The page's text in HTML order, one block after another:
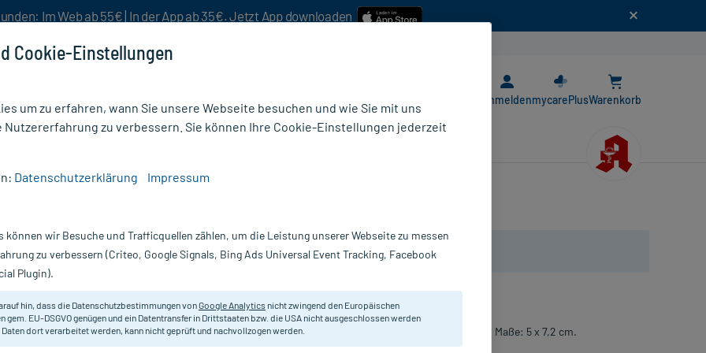
Im Web ab 55€ | In der App ab 35€. Jetzt App downloaden
AnmeldenmycarePlusWarenkorb
Nur für kurze Zeit:Gratis-Versand* ab 19€ Mindestbestellwert!
5x7,2 cm,
Dracopor
Steriler Wundverband mit weicher, hautfreundlicher Oberfläche. Maße: 5 x 7,2 cm.
Cookie-Einstellungen
um zu erfahren, wann Sie unsere Webseite besuchen und wie Sie mit uns
Nutzererfahrung zu verbessern. Sie können Ihre Cookie-Einstellungen jederzeit
Datenschutzerklärung Impressum
können wir Besuche und Trafficquellen zählen, um die Leistung unserer Webseite zu messen
zu verbessern (Criteo, Google Signals, Bing Ads Universal Event Tracking, Facebook
Plugin).
hin, dass die Datenschutzbestimmungen vonGoogle Analytics nicht zwingend den Europäischen
gem. EU-DSGVO genügen und ein Datentransfer in Drittstaaten bzw. die USA nicht ausgeschlossen werden
Daten dort verarbeitet werden, kann nicht geprüft und nachvollzogen werden.